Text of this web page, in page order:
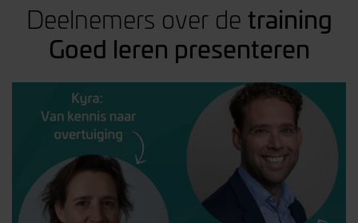
Deelnemers over de training
Goed leren presenteren